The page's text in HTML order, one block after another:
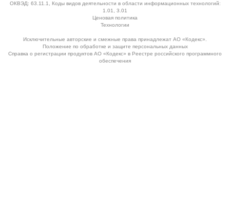
ОКВЭД: 63.11.1, Коды видов деятельности в области информационных технологий:
1.01, 3.01
Ценовая политика
Технологии
Исключительные авторские и смежные права принадлежат АО «Кодекс».
Положение по обработке и защите персональных данных
Справка о регистрации продуктов АО «Кодекс» в Реестре российского программного
обеспечения